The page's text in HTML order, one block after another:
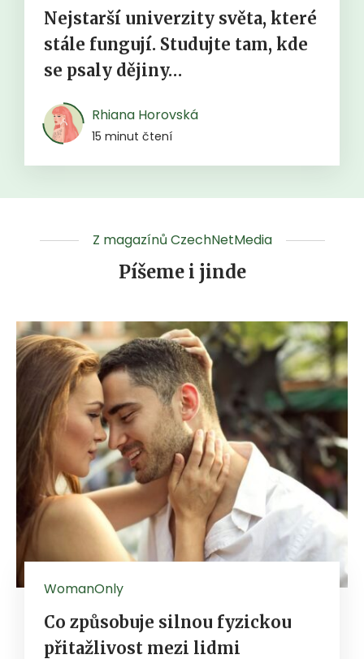
Nejstarší univerzity světa, které
stále fungují. Studujte tam, kde
se psaly dějiny…
Rhiana Horovská
15 minut čtení
Z magazínů CzechNetMedia
Píšeme i jinde
WomanOnly
Co způsobuje silnou fyzickou
přitažlivost mezi lidmi